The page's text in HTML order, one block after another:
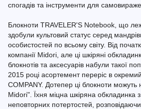
спогадів та інструменти для
Блокноти TRAVELER'S Notebook, що
здобули культовий статус серед
особистостей по всьому світу. Від
компанії Midori, але ці шкіряні
блокнотів та аксесуарів набули такої
2015 році асортемент переріс в
COMPANY. Дотепер ці блокноти можуть
Midori". Їхня міцна шкіряна обкладинка
неповторних потертостей,